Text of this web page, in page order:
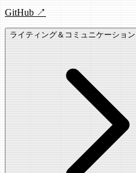
GitHub ↗
ライティング＆コミュニケーション